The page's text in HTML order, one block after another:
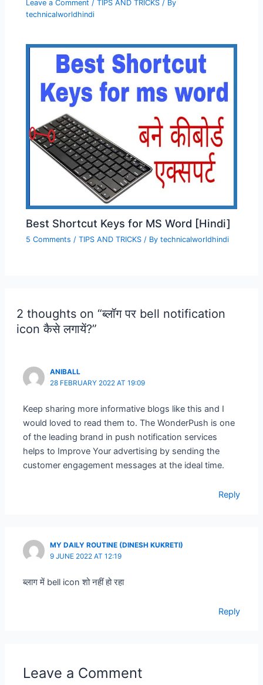
Leave a Comment /TIPS AND TRICKS / By
technicalworldhindi
Best Shortcut Keys for MS Word [Hindi]
5 Comments /TIPS AND TRICKS / Bytechnicalworldhindi
2 thoughts on “ब्लॉग पर bell notification
icon कैसे लगायें?”
ANIBALL
28 FEBRUARY 2022 AT 19:09
Keep sharing more informative blogs like this and I
would loved to read them to. The WonderPush is one
of the leading brand in push notification services
helps to Improve Your advertising by sending the
customer engagement messages at the ideal time.
Reply
MY DAILY ROUTINE (DINESH KUKRETI)
9 JUNE 2022 AT 12:19
ब्‍लाग में bell icon शो नहीं हो रहा
Reply
Leave a Comment